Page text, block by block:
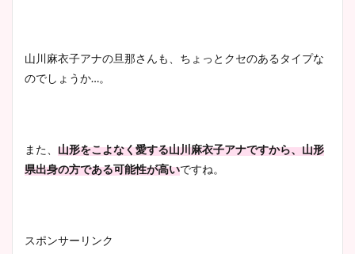
山川麻衣子アナの旦那さんも、ちょっとクセのあるタイプな
のでしょうか…。
また、 山形をこよなく愛する山川麻衣子アナですから、山形
県出身の方である可能性が高いですね。
スポンサーリンク